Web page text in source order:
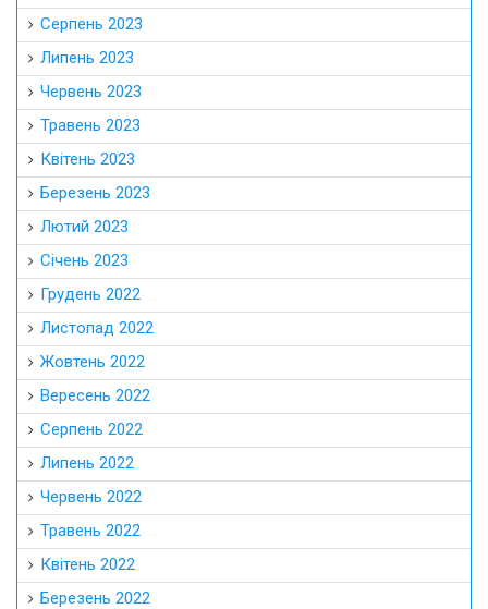
Серпень 2023
Липень 2023
Червень 2023
Травень 2023
Квітень 2023
Березень 2023
Лютий 2023
Січень 2023
Грудень 2022
Листопад 2022
Жовтень 2022
Вересень 2022
Серпень 2022
Липень 2022
Червень 2022
Травень 2022
Квітень 2022
Березень 2022